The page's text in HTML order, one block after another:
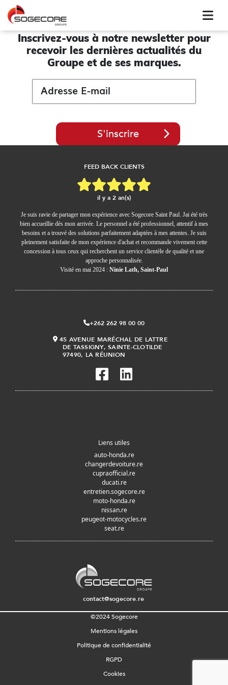
Inscrivez-vous à notre newsletter pour
recevoir les dernières actualités du
Groupe et de ses marques.
S'inscrire
FEED BACK CLIENTS
il y a 2 an(s)
Je suis ravie de partager mon expérience avec Sogecore Saint Paul. Jai été très
bien accueillie dès mon arrivée. Le personnel a été professionnel, attentif à mes
besoins et a trouvé des solutions parfaitement adaptées à mes attentes. Je suis
pleinement satisfaite de mon expérience d'achat et recommande vivement cette
concession à tous ceux qui recherchent un service clientèle de qualité et une
approche personnalisée.
Visité en mai 2024 : Ninie Lath, Saint-Paul
+262 262 98 00 00
45 AVENUE MARÉCHAL DE LATTRE
DE TASSIGNY, SAINTE-CLOTILDE
97490, LA RÉUNION
Liens utiles
auto-honda.re
changerdevoiture.re
cupraofficial.re
ducati.re
entretien.sogecore.re
moto-honda.re
nissan.re
peugeot-motocycles.re
seat.re
contact@sogecore.re
©2024 Sogecore
Mentions légales
Politique de confidentialité
RGPD
Cookies